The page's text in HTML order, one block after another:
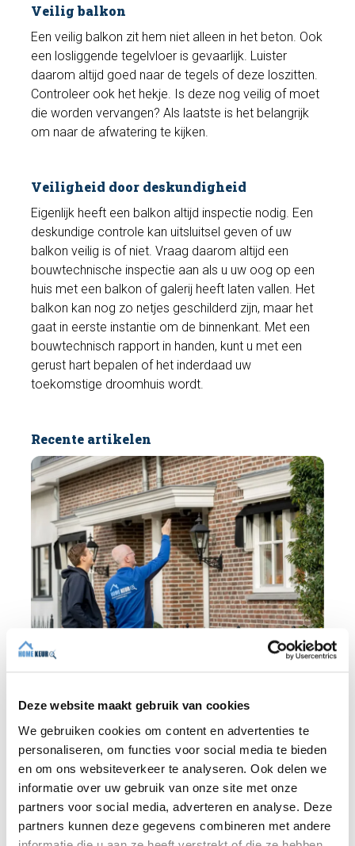
Deze website maakt gebruik van cookies
We gebruiken cookies om content en advertenties te
personaliseren, om functies voor social media te bieden
en om ons websiteverkeer te analyseren. Ook delen we
informatie over uw gebruik van onze site met onze
partners voor social media, adverteren en analyse. Deze
partners kunnen deze gegevens combineren met andere
n
s
Veilig balkon
Een veilig balkon zit hem niet alleen in het beton. Ook
een losliggende tegelvloer is gevaarlijk. Luister
daarom altijd goed naar de tegels of deze loszitten.
Controleer ook het hekje. Is deze nog veilig of moet
die worden vervangen? Als laatste is het belangrijk
om naar de afwatering te kijken.
Veiligheid door deskundigheid
Eigenlijk heeft een balkon altijd inspectie nodig. Een
deskundige controle kan uitsluitsel geven of uw
balkon veilig is of niet. Vraag daarom altijd een
bouwtechnische inspectie aan als u uw oog op een
huis met een balkon of galerij heeft laten vallen. Het
balkon kan nog zo netjes geschilderd zijn, maar het
gaat in eerste instantie om de binnenkant. Met een
bouwtechnisch rapport in handen, kunt u met een
gerust hart bepalen of het inderdaad uw
toekomstige droomhuis wordt.
Recente artikelen
BLOG
31 JULI 2026
Onafhankelijke bouwkundige
keuring: waarom onafhankelijkheid
het verschil maakt